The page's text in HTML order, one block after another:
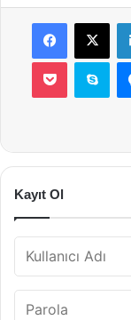
Facebook
X
Pocket
Kayıt Ol